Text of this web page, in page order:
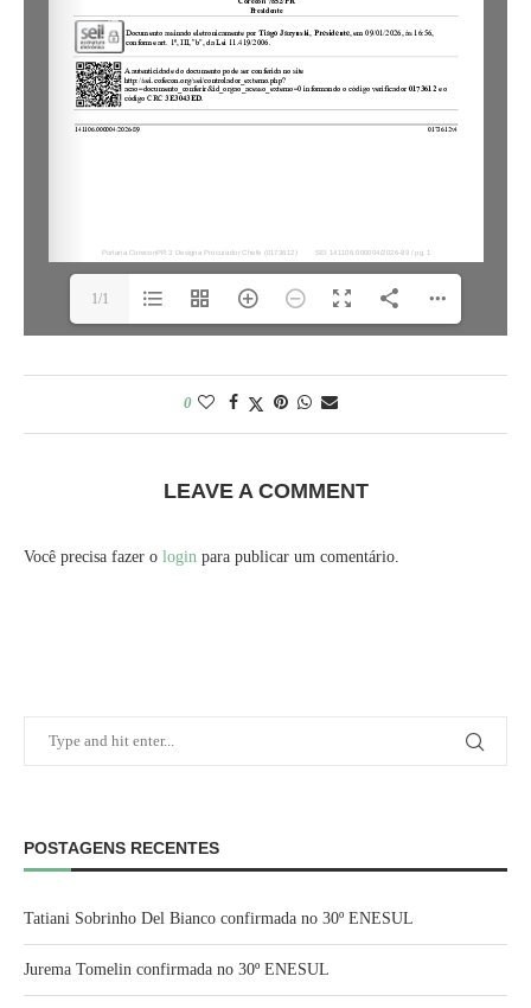
1/1
0
LEAVE A COMMENT
Você precisa fazer o login para publicar um comentário.
POSTAGENS RECENTES
Tatiani Sobrinho Del Bianco confirmada no 30º ENESUL
Jurema Tomelin confirmada no 30º ENESUL